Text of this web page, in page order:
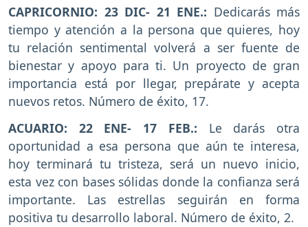
CAPRICORNIO: 23 DIC- 21 ENE.: Dedicarás más
tiempo y atención a la persona que quieres, hoy
tu relación sentimental volverá a ser fuente de
bienestar y apoyo para ti. Un proyecto de gran
importancia está por llegar, prepárate y acepta
nuevos retos. Número de éxito, 17.
ACUARIO: 22 ENE- 17 FEB.: Le darás otra
oportunidad a esa persona que aún te interesa,
hoy terminará tu tristeza, será un nuevo inicio,
esta vez con bases sólidas donde la confianza será
importante. Las estrellas seguirán en forma
positiva tu desarrollo laboral. Número de éxito, 2.